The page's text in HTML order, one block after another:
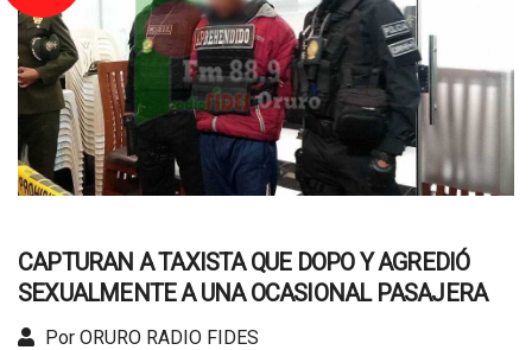
CAPTURAN A TAXISTA QUE DOPO Y AGREDIÓ
SEXUALMENTE A UNA OCASIONAL PASAJERA
Por ORURO RADIO FIDES